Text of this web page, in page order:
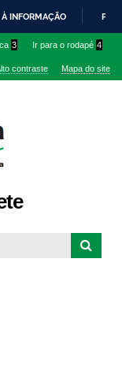
INFORMAÇÃO
3 Ir para o rodapé 4
contraste Mapa do site